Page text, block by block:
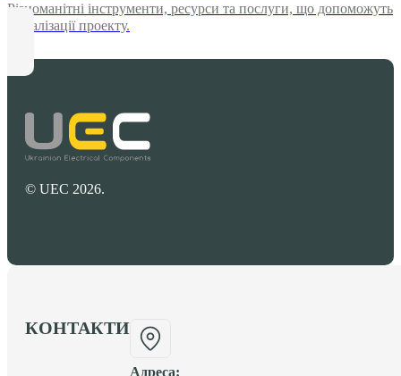
Різноманітні інструменти, ресурси та послуги, що допоможуть
у реалізації проекту.
© UEC 2026.
КОНТАКТИ
Адреса: